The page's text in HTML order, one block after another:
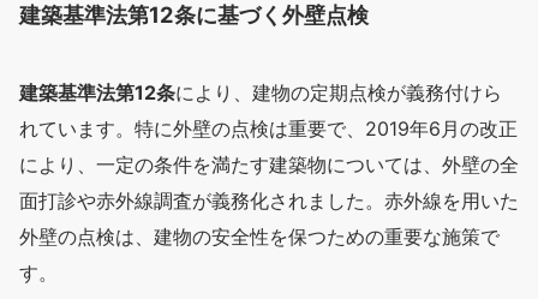
建築基準法第12条に基づく外壁点検
建築基準法第12条により、建物の定期点検が義務付けら
れています。特に外壁の点検は重要で、2019年6月の改正
により、一定の条件を満たす建築物については、外壁の全
面打診や赤外線調査が義務化されました。赤外線を用いた
外壁の点検は、建物の安全性を保つための重要な施策で
す。